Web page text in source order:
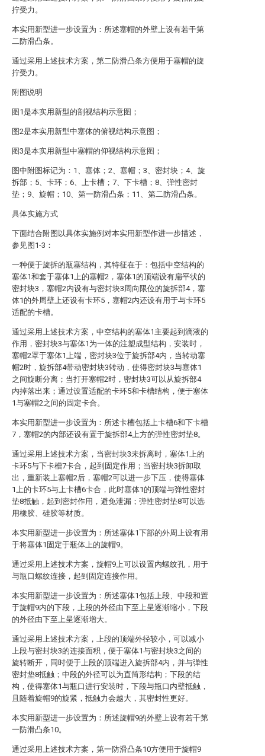
拧受力。
本实用新型进一步设置为：所述塞帽的外壁上设有若干第
二防滑凸条。
通过采用上述技术方案，第二防滑凸条方便用于塞帽的旋
拧受力。
附图说明
图1是本实用新型的剖视结构示意图；
图2是本实用新型中塞体的俯视结构示意图；
图3是本实用新型中塞帽的仰视结构示意图；
图中附图标记为：1、塞体；2、塞帽；3、密封块；4、旋
拆部；5、卡环；6、上卡槽；7、下卡槽；8、弹性密封
垫；9、旋帽；10、第一防滑凸条；11、第二防滑凸条。
具体实施方式
下面结合附图以具体实施例对本实用新型作进一步描述，
参见图1-3：
一种便于旋拆的瓶塞结构，其特征在于：包括中空结构的
塞体1和套于塞体1上的塞帽2，塞体1的顶端设有扁平状的
密封块3，塞帽2内设有与密封块3周向限位的旋拆部4，塞
体1的外周壁上还设有卡环5，塞帽2内还设有用于与卡环5
适配的卡槽。
通过采用上述技术方案，中空结构的塞体1主要起到滴液的
作用，密封块3与塞体1为一体的注塑成型结构，安装时，
塞帽2罩于塞体1上端，密封块3位于旋拆部4内，当转动塞
帽2时，旋拆部4带动密封块3转动，使得密封块3与塞体1
之间旋断分离；当打开塞帽2时，密封块3可以从旋拆部4
内掉落出来；通过设置适配的卡环5和卡槽结构，便于塞体
1与塞帽2之间的固定卡合。
本实用新型进一步设置为：所述卡槽包括上卡槽6和下卡槽
7，塞帽2的内部还设有置于旋拆部4上方的弹性密封垫8。
通过采用上述技术方案，当密封块3未拆离时，塞体1上的
卡环5与下卡槽7卡合，起到固定作用；当密封块3拆卸取
出，重新装上塞帽2后，塞帽2可以进一步下压，使得塞体
1上的卡环5与上卡槽6卡合，此时塞体1的顶端与弹性密封
垫8抵触，起到密封作用，避免泄漏；弹性密封垫8可以选
用橡胶、硅胶等材质。
本实用新型进一步设置为：所述塞体1下部的外周上设有用
于将塞体1固定于瓶体上的旋帽9。
通过采用上述技术方案，旋帽9上可以设置内螺纹孔，用于
与瓶口螺纹连接，起到固定连接作用。
本实用新型进一步设置为：所述塞体1包括上段、中段和置
于旋帽9内的下段，上段的外径由下至上呈逐渐缩小，下段
的外径由下至上呈逐渐增大。
通过采用上述技术方案，上段的顶端外径较小，可以减小
上段与密封块3的连接面积，便于塞体1与密封块3之间的
旋转断开，同时便于上段的顶端进入旋拆部4内，并与弹性
密封垫8抵触；中段的外径可以为直筒形结构；下段的结
构，使得塞体1与瓶口进行安装时，下段与瓶口内壁抵触，
且随着旋帽9的旋紧，抵触力会越大，其密封性更好。
本实用新型进一步设置为：所述旋帽9的外壁上设有若干第
一防滑凸条10。
通过采用上述技术方案，第一防滑凸条10方便用于旋帽9